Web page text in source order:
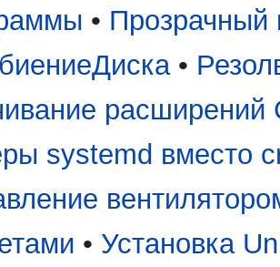
• Прозрачный
•
расширений
systemd вместо
• Установка